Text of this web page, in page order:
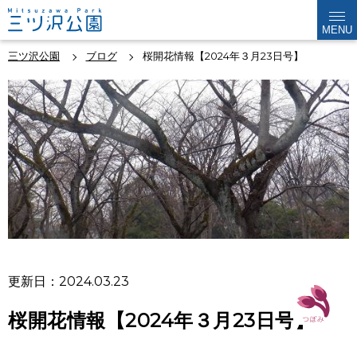
MENU
三ツ沢公園 ブログ 桜開花情報【2024年３月23日号】
更新日：2024.03.23
桜開花情報【2024年３月23日号】